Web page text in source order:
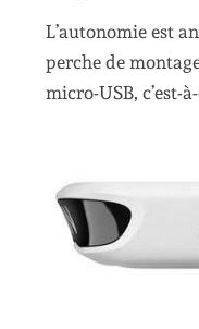
L’autonomie est
perche de
micro-USB, c’est-